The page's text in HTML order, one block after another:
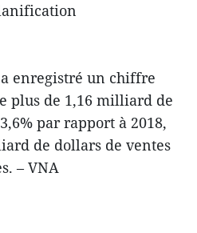
enregistré un chiffre
plus de 1,16 milliard de
par rapport à 2018,
de dollars de ventes
– VNA